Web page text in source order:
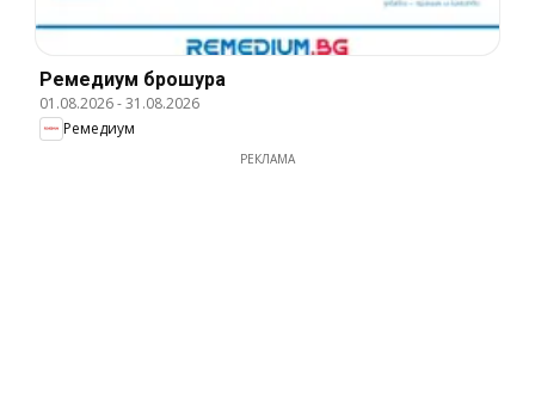
Ремедиум брошура
01.08.2026-31.08.2026
Ремедиум
РЕКЛАМА